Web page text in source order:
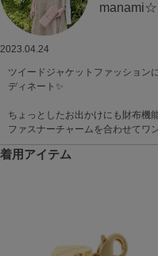
manami☆
2023.04.24
ツイードジャケットファッション
ディネート✨
ちょっとしたお出かけにも財布
ファスナーチャームを合わせてワ
着用アイテム